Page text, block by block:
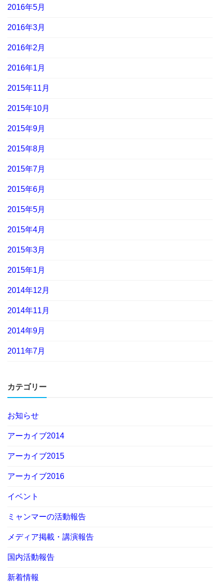
2016年5月
2016年3月
2016年2月
2016年1月
2015年11月
2015年10月
2015年9月
2015年8月
2015年7月
2015年6月
2015年5月
2015年4月
2015年3月
2015年1月
2014年12月
2014年11月
2014年9月
2011年7月
カテゴリー
お知らせ
アーカイブ2014
アーカイブ2015
アーカイブ2016
イベント
ミャンマーの活動報告
メディア掲載・講演報告
国内活動報告
新着情報